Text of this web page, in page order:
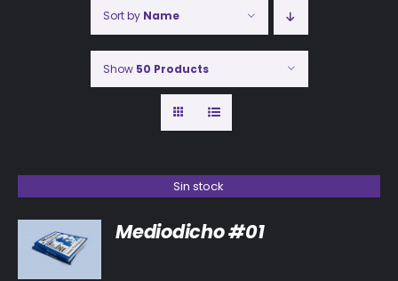
Sort by Name
Show 50 Products
Sin stock
DETALLES
Mediodicho #01